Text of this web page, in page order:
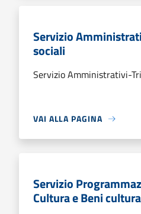
Servizio
sociali
Servizio Amministrativi-
VAI ALLA PAGINA
Servizio
Cultura e Beni